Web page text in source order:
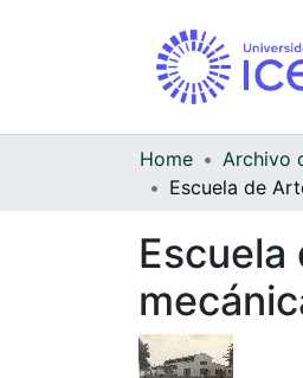
Home